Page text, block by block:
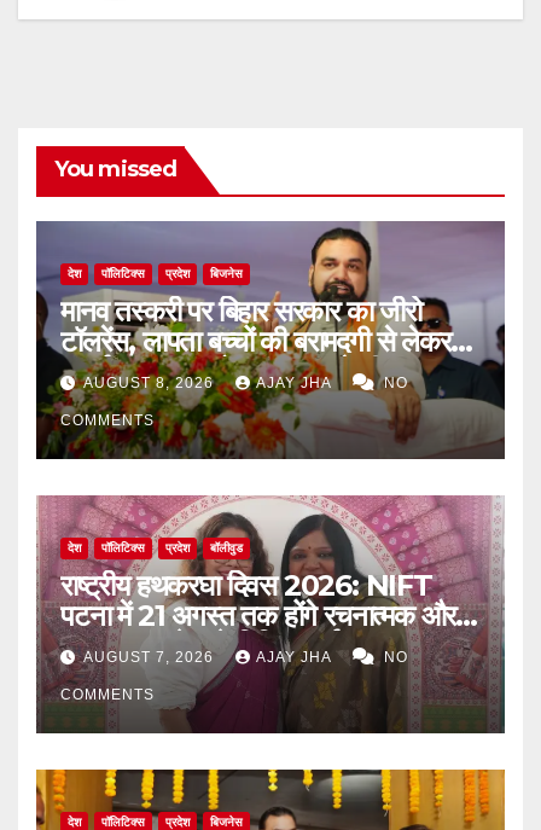
You missed
देश पॉलिटिक्स प्रदेश बिजनेस
मानव तस्करी पर बिहार सरकार का जीरो
टॉलरेंस, लापता बच्चों की बरामदगी से लेकर
पुनर्वास तक पर जोर: सम्राट चौधरी
AUGUST 8, 2026 AJAY JHA NO
COMMENTS
देश पॉलिटिक्स प्रदेश बॉलीवुड
राष्ट्रीय हथकरघा दिवस 2026: NIFT
पटना में 21 अगस्त तक होंगे रचनात्मक और
जागरूकता से जुड़े विविध कार्यक्रम
AUGUST 7, 2026 AJAY JHA NO
COMMENTS
देश पॉलिटिक्स प्रदेश बिजनेस